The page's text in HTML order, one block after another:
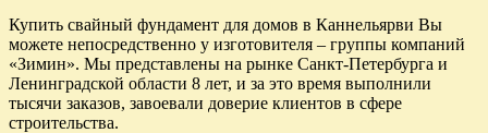
Купить свайный фундамент для домов в Каннельярви Вы
можете непосредственно у изготовителя – группы компаний
«Зимин». Мы представлены на рынке Санкт-Петербурга и
Ленинградской области 8 лет, и за это время выполнили
тысячи заказов, завоевали доверие клиентов в сфере
строительства.